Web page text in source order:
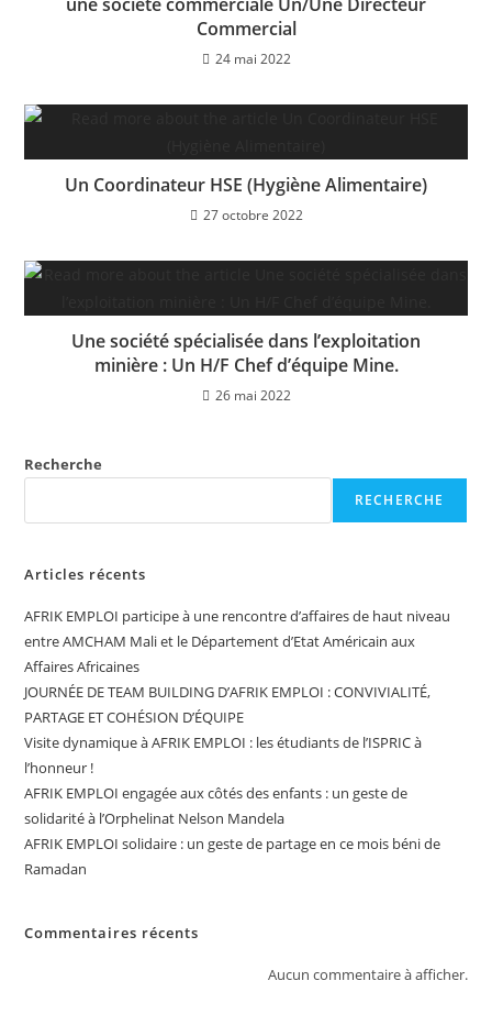
Commercial
24 mai 2022
Un Coordinateur HSE (Hygiène Alimentaire)
27 octobre 2022
Une société spécialisée dans l’exploitation
minière : Un H/F Chef d’équipe Mine.
26 mai 2022
Recherche
RECHERCHE
Articles récents
AFRIK EMPLOI participe à une rencontre d’affaires de haut niveau
entre AMCHAM Mali et le Département d’Etat Américain aux
Affaires Africaines
JOURNÉE DE TEAM BUILDING D’AFRIK EMPLOI : CONVIVIALITÉ,
PARTAGE ET COHÉSION D’ÉQUIPE
Visite dynamique à AFRIK EMPLOI : les étudiants de l’ISPRIC à
l’honneur !
AFRIK EMPLOI engagée aux côtés des enfants : un geste de
solidarité à l’Orphelinat Nelson Mandela
AFRIK EMPLOI solidaire : un geste de partage en ce mois béni de
Ramadan
Commentaires récents
Aucun commentaire à afficher.